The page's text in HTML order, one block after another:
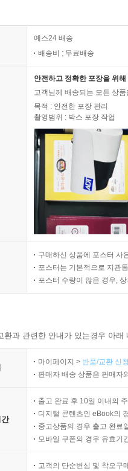
예스24 배송
배송비 : 무료배송
안전하고 정확한 포장을 위
고객님께 배송되는 모든 상
목적 : 안전한 포장 관리
촬영범위 : 박스 포장 작업
구매하신 상품에 포스터 사
포스터는 기본적으로 지관
포스터 수량이 많은 경우,
과 관련한 안내가 있는경우 아
마이페이지 > 반품/교환 신
판매자 배송 상품은 판매자
출고 완료 후 10일 이내의
디지털 콘텐츠인 eBook의
중고상품의 경우 출고 완료
모바일 쿠폰의 경우 유효기
고객의 단순변심 및 착오구